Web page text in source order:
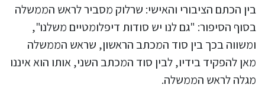
בין הכתם הציבורי והאישי: שרלוק מסביר לראש הממשלה
בסוף הסיפור: "גם לנו יש סודות דיפלומטיים משלנו",
ומשווה בכך בין סוד המכתב הראשון, שראש הממשלה
מאן להפקיד בידיו, לבין סוד המכתב השני, אותו הוא איננו
מגלה לראש הממשלה.